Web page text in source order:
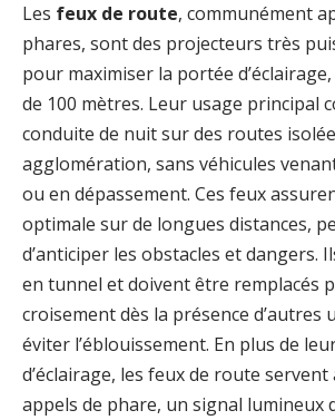
Les feux de route, communément
phares, sont des projecteurs très
pour maximiser la portée
de 100 mètres. Leur usage principal
conduite de nuit sur des routes
agglomération, sans véhicules
ou en dépassement. Ces feux
optimale sur de longues distances,
d’anticiper les obstacles et dangers.
en tunnel et doivent être remplacés
croisement dès la présence d’autres
éviter l’éblouissement. En plus de
d’éclairage, les feux de route servent
appels de phare, un signal lumineux